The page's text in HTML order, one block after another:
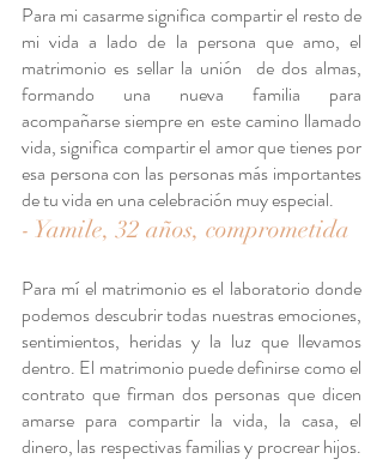
Para mi casarme significa compartir el resto de
mi vida a lado de la persona que amo, el
matrimonio es sellar la unión  de dos almas,
formando una nueva familia para
acompañarse siempre en este camino llamado
vida, significa compartir el amor que tienes por
esa persona con las personas más importantes
de tu vida en una celebración muy especial.
- Yamile, 32 años, comprometida
Para mí el matrimonio es el laboratorio donde
podemos descubrir todas nuestras emociones,
sentimientos, heridas y la luz que llevamos
dentro. El matrimonio puede definirse como el
contrato que firman dos personas que dicen
amarse para compartir la vida, la casa, el
dinero, las respectivas familias y procrear hijos.